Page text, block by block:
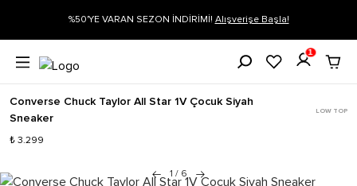
%50'YE VARAN SEZON İNDİRİMİ! Alışverişe Başla!
1
Converse Chuck Taylor All Star 1V Çocuk Siyah
Sneaker
LOW TOP
₺ 3.299
1 / 6